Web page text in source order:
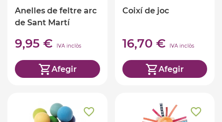
Anelles de feltre arc
de Sant Martí
9,95 € IVA inclòs
Afegir
Coixí de joc
16,70 € IVA inclòs
Afegir